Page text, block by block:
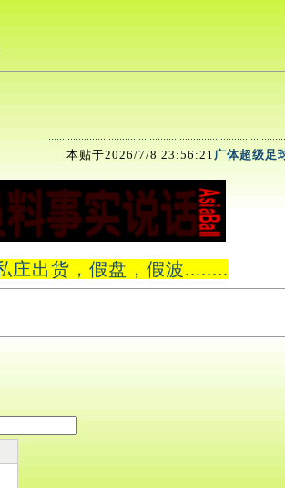
本贴于2026/7/8 23:56:21 广体超级足
庄出货，假盘，假波........